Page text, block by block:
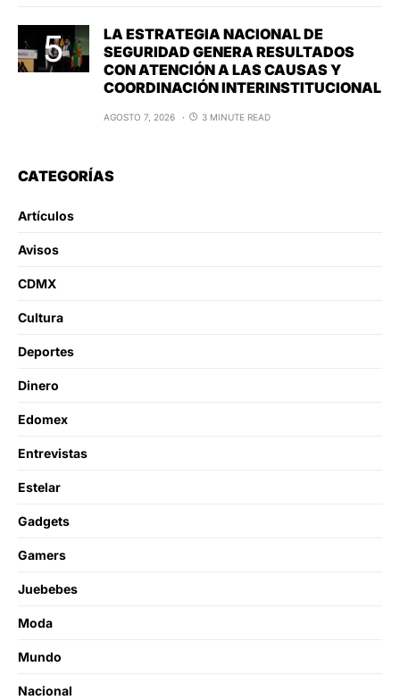
LA ESTRATEGIA NACIONAL DE
SEGURIDAD GENERA RESULTADOS
CON ATENCIÓN A LAS CAUSAS Y
COORDINACIÓN INTERINSTITUCIONAL
AGOSTO 7, 2026 3 MINUTE READ
CATEGORÍAS
Artículos
Avisos
CDMX
Cultura
Deportes
Dinero
Edomex
Entrevistas
Estelar
Gadgets
Gamers
Juebebes
Moda
Mundo
Nacional